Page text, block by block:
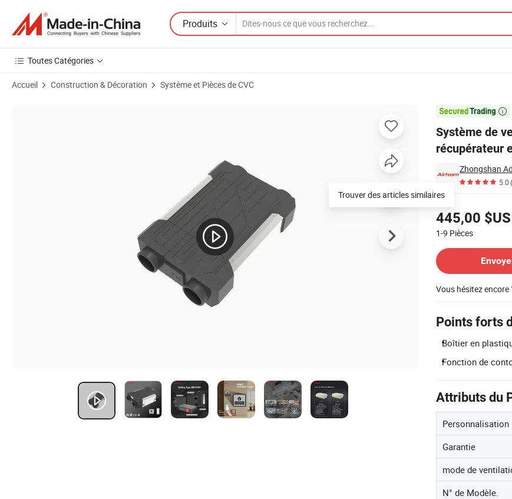
Produits
Toutes Catégories
Accueil Construction & Décoration Système et Pièces de CVC

Système de
récupérateur
5.0
445,00 $US
1-9 Pièces
Vous hésitez
Points forts
Boîtier en
Fonction de
Attributs du
Personnalisation
Garantie
mode de
N° de Modèle.
Images du produit de Système de ventilation à récupération de chaleur type plafond récupérateur en plastique avec dérivation
Trouver des articles similaires